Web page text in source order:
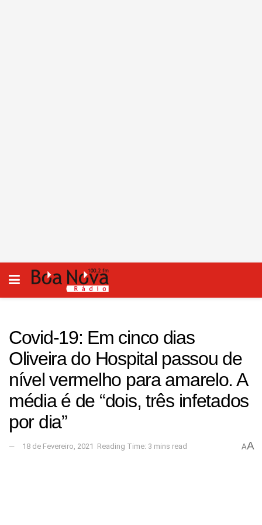
Covid-19: Em cinco dias
Oliveira do Hospital passou de
nível vermelho para amarelo. A
média é de “dois, três infetados
por dia”
18 de Fevereiro, 2021 Reading Time: 3 mins read AA